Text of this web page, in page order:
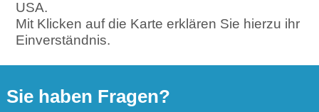
USA.
Mit Klicken auf die Karte erklären Sie hierzu ihr
Einverständnis.
Sie haben Fragen?